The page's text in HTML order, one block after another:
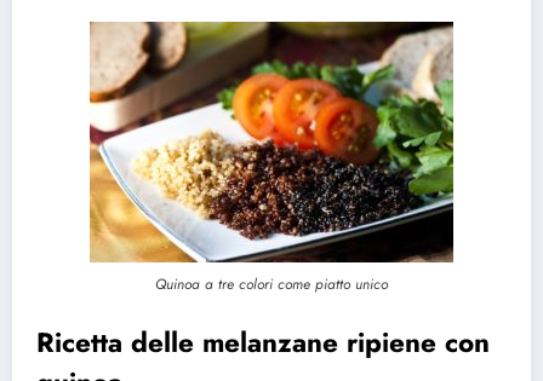
Quinoa a tre colori come piatto unico
Ricetta delle melanzane ripiene con